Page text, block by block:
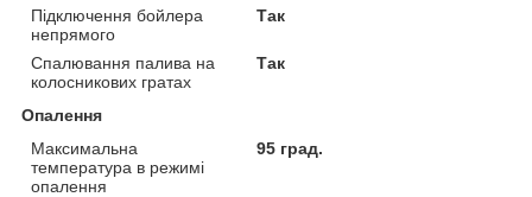
Підключення бойлера
непрямого
Так
Спалювання палива на
колосникових гратах
Так
Опалення
Максимальна
температура в режимі
опалення
95 град.